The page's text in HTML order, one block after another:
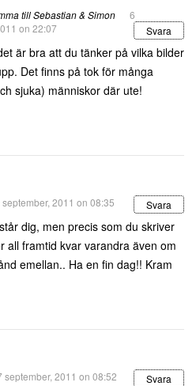
till Sebastian & Simon
6
on 22:07
Svara
är bra att du tänker på vilka bilder
Det finns på tok för många
sjuka) människor där ute!
september, 2011 on 08:35 Svara
dig, men precis som du skriver
all framtid kvar varandra även om
emellan.. Ha en fin dag!! Kram
september, 2011 on 08:52 Svara